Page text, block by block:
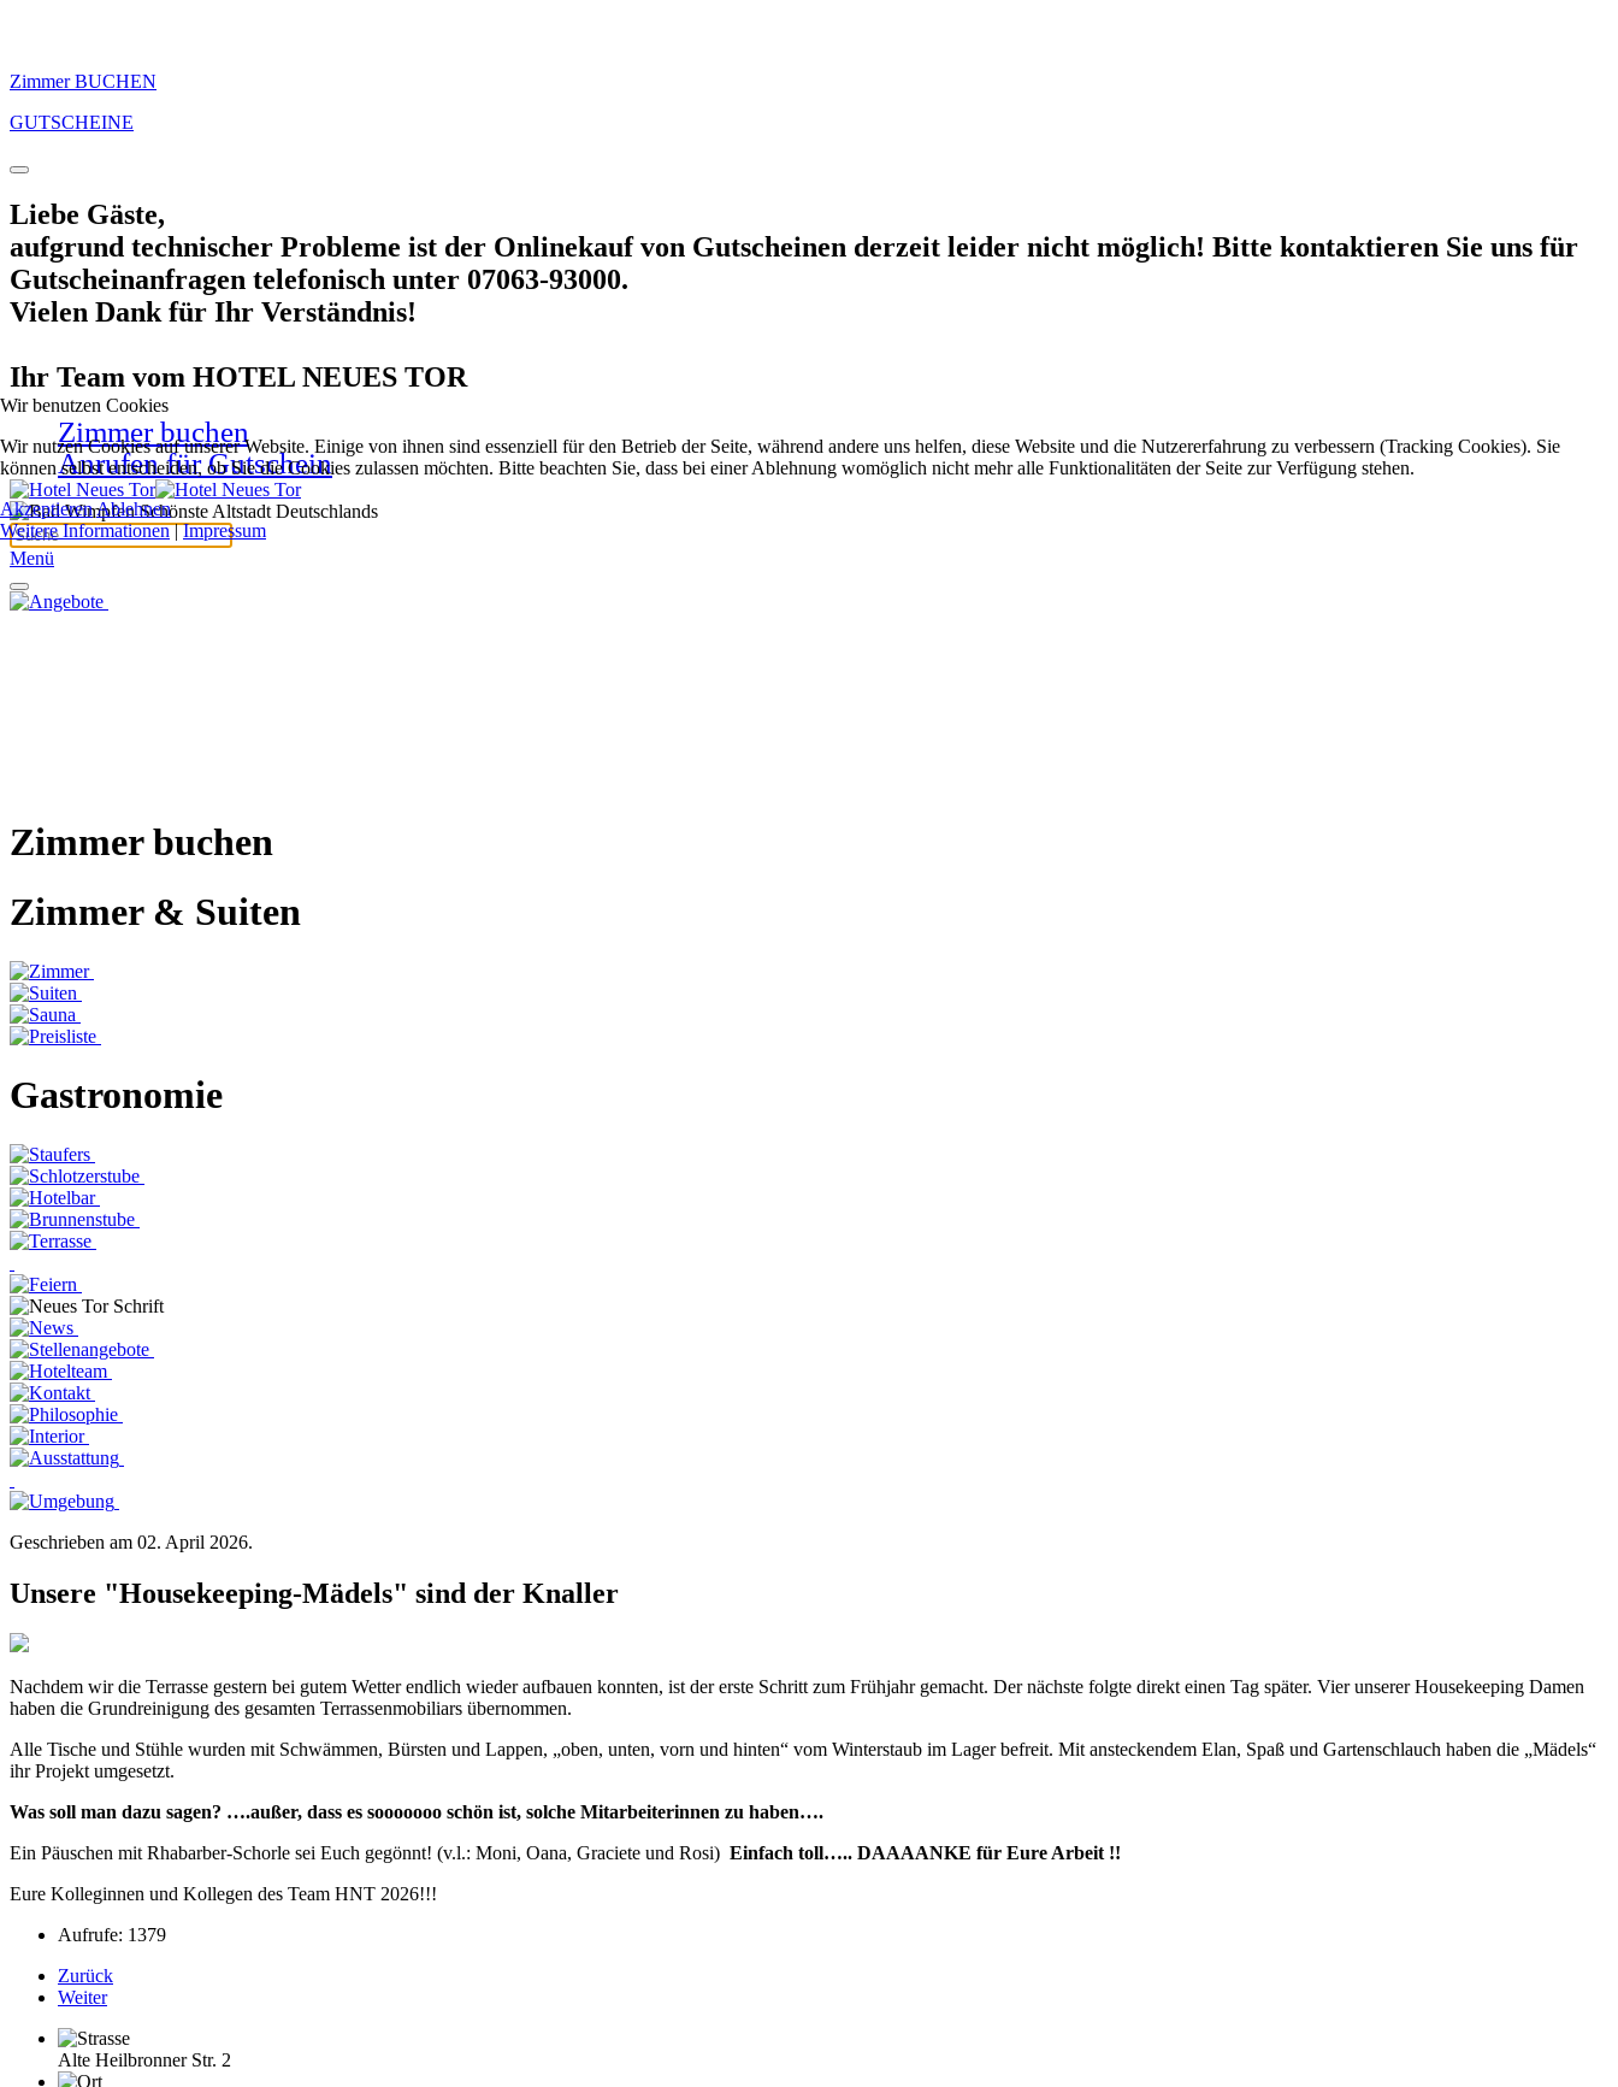
Zimmer BUCHEN
GUTSCHEINE
Liebe Gäste,
aufgrund technischer Probleme ist der Onlinekauf von Gutscheinen derzeit leider nicht möglich! Bitte kontaktieren Sie uns für
Gutscheinanfragen telefonisch unter 07063-93000.
Vielen Dank für Ihr Verständnis!
Ihr Team vom HOTEL NEUES TOR
Zimmer buchen
Anrufen für Gutschein
Menü
Zimmer buchen
Zimmer & Suiten
Gastronomie
Geschrieben am 02. April 2026.
Unsere "Housekeeping-Mädels" sind der Knaller
Nachdem wir die Terrasse gestern bei gutem Wetter endlich wieder aufbauen konnten, ist der erste Schritt zum Frühjahr gemacht. Der nächste folgte direkt einen Tag später. Vier unserer Housekeeping Damen
haben die Grundreinigung des gesamten Terrassenmobiliars übernommen.
Alle Tische und Stühle wurden mit Schwämmen, Bürsten und Lappen, „oben, unten, vorn und hinten“ vom Winterstaub im Lager befreit. Mit ansteckendem Elan, Spaß und Gartenschlauch haben die „Mädels“
ihr Projekt umgesetzt.
Was soll man dazu sagen? ….außer, dass es sooooooo schön ist, solche Mitarbeiterinnen zu haben….
Ein Päuschen mit Rhabarber-Schorle sei Euch gegönnt! (v.l.: Moni, Oana, Graciete und Rosi) Einfach toll….. DAAAANKE für Eure Arbeit !!
Eure Kolleginnen und Kollegen des Team HNT 2026!!!
Aufrufe: 1379
Zurück
Weiter
Alte Heilbronner Str. 2
Wir benutzen Cookies
Wir nutzen Cookies auf unserer Website. Einige von ihnen sind essenziell für den Betrieb der Seite, während andere uns helfen, diese Website und die Nutzererfahrung zu verbessern (Tracking Cookies). Sie
können selbst entscheiden, ob Sie die Cookies zulassen möchten. Bitte beachten Sie, dass bei einer Ablehnung womöglich nicht mehr alle Funktionalitäten der Seite zur Verfügung stehen.
AkzeptierenAblehnen
Weitere Informationen|Impressum